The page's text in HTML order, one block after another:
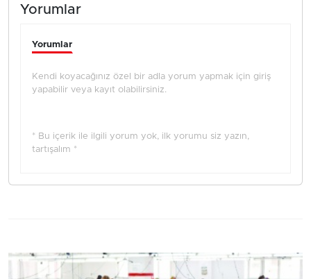
Yorumlar
Yorumlar
Kendi koyacağınız özel bir adla yorum yapmak için giriş
yapabilir veya kayıt olabilirsiniz.
* Bu içerik ile ilgili yorum yok, ilk yorumu siz yazın,
tartışalım *